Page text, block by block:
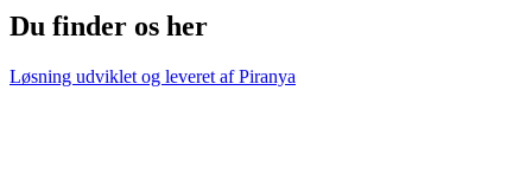
Du finder os her
Løsning udviklet og leveret afPiranya